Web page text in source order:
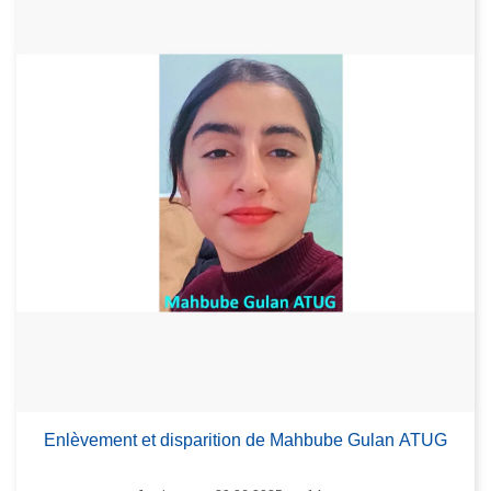
Enlèvement et disparition de Mahbube Gulan ATUG